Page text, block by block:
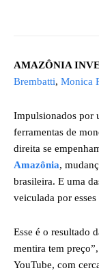
AMAZÔNIA
Brembatti, Monica
Impulsionados por
ferramentas de
direita se
Amazônia,
brasileira. E uma
veiculada por
Esse é o resultado
mentira tem
YouTube, com